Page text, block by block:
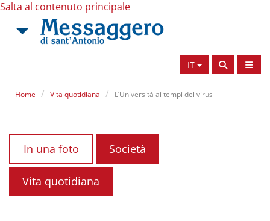
Salta al contenuto principale
IT
Home Vita quotidiana L’Università ai tempi del virus
In una foto Società
Vita quotidiana